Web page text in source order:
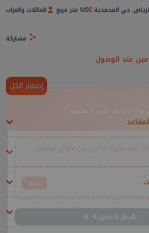
حي المحمدية 50 متر مربع
العائلات والعزاب
مشاركة
عند الوصول.
إظهار الكل
عند حجزك الأول من خلال تطبيق
نسخ